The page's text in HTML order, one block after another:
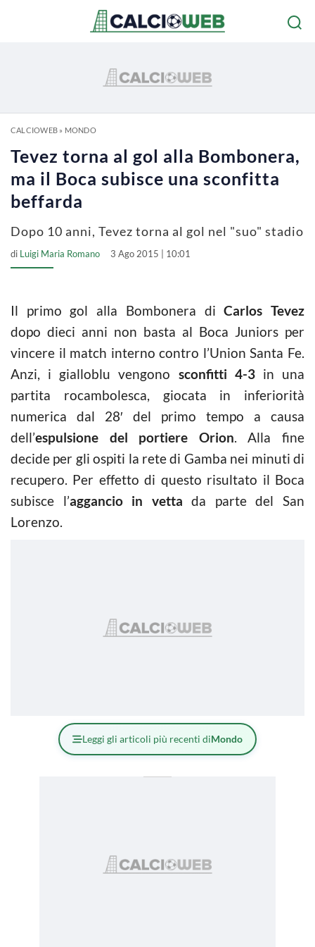
CALCIOWEB» MONDO
Tevez torna al gol alla Bombonera,
ma il Boca subisce una sconfitta
beffarda
Dopo 10 anni, Tevez torna al gol nel "suo" stadio
di Luigi Maria Romano 3 Ago 2015 | 10:01
Il primo gol alla Bombonera diCarlos Tevez
dopo dieci anni non basta al Boca Juniors per
vincere il match interno contro l’Union Santa Fe.
Anzi, i gialloblu vengono sconfitti 4-3in una
partita rocambolesca, giocata in inferiorità
numerica dal 28′ del primo tempo a causa
dell’espulsione del portiere Orion. Alla fine
decide per gli ospiti la rete di Gamba nei minuti di
recupero. Per effetto di questo risultato il Boca
subisce l’aggancio in vetta da parte del San
Lorenzo.
Leggi gli articoli più recenti diMondo